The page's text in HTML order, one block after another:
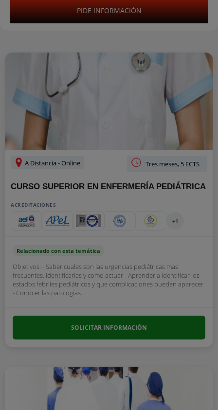
PIDE INFORMACIÓN
A Distancia - Online Tres meses, 5 ECTS
CURSO SUPERIOR EN ENFERMERÍA PEDIÁTRICA
ACREDITACIONES
+1
Relacionado con esta temática
Objetivos: - Saber cuales son las urgencias pediátricas mas
frecuentes, identificarlas y como actuar - Aprender a identificar los
estados febriles pediátricos y que complicaciones pueden aparecer
- Conocer las patologías...
SOLICITAR INFORMACIÓN